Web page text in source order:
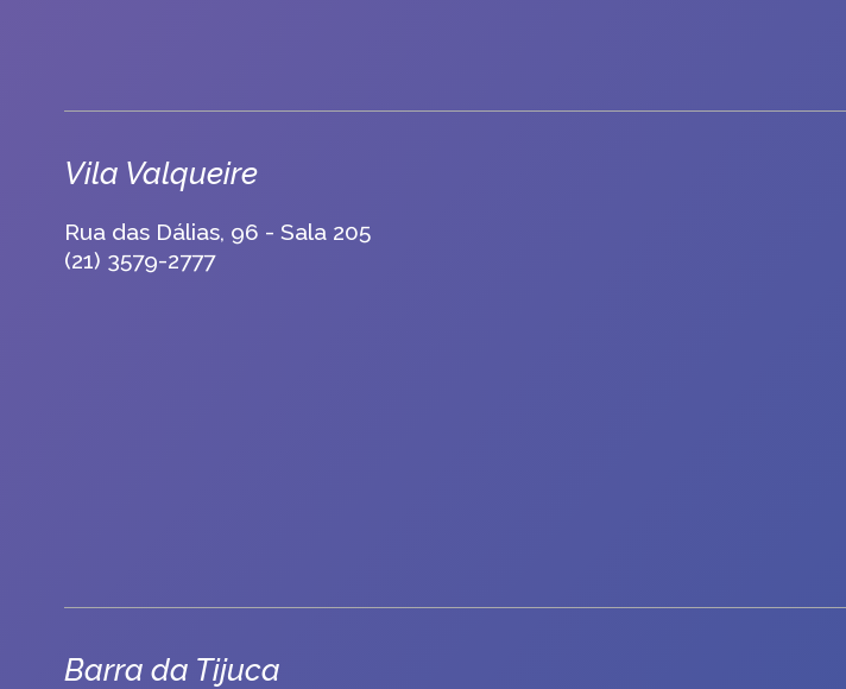
Vila Valqueire
Rua das Dálias, 96 - Sala 205
(21) 3579-2777
Barra da Tijuca